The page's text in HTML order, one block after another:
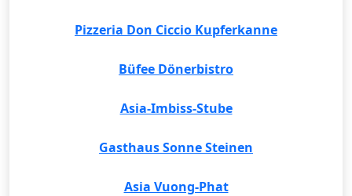
Pizzeria Don Ciccio Kupferkanne
Büfee Dönerbistro
Asia-Imbiss-Stube
Gasthaus Sonne Steinen
Asia Vuong-Phat